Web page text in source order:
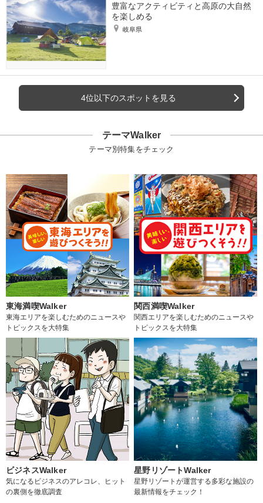
豊富なアクティビティと高原の大自然
を楽しめる
岐阜県
4位以下のスポットを見る
テーマWalker
テーマ別特集をチェック
東海満喫Walker
東海エリアを楽しむためのニュースや
トピックスを大特集
関西満喫Walker
関西エリアを楽しむためのニュースや
トピックスを大特集
ビジネスWalker
気になるビジネスのアレコレ、ヒット
の裏側を徹底調査
星野リゾートWalker
星野リゾートが運営する多彩な施設の
最新情報をチェック！